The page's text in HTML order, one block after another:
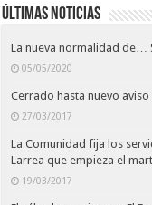
Últimas noticias
La nueva normalidad de…
05/05/2020
Cerrado hasta nuevo aviso
27/03/2017
La Comunidad fija los
Larrea que empieza el
19/03/2017